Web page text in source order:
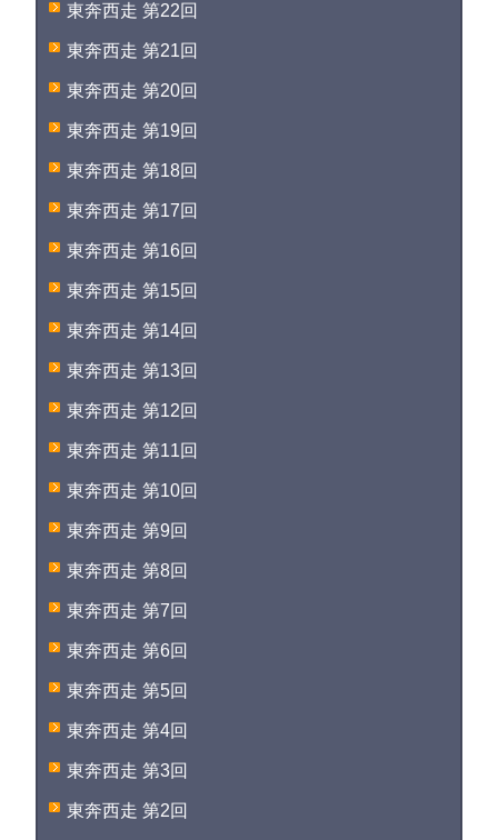
東奔西走 第22回
東奔西走 第21回
東奔西走 第20回
東奔西走 第19回
東奔西走 第18回
東奔西走 第17回
東奔西走 第16回
東奔西走 第15回
東奔西走 第14回
東奔西走 第13回
東奔西走 第12回
東奔西走 第11回
東奔西走 第10回
東奔西走 第9回
東奔西走 第8回
東奔西走 第7回
東奔西走 第6回
東奔西走 第5回
東奔西走 第4回
東奔西走 第3回
東奔西走 第2回